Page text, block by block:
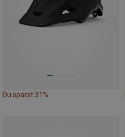
Du sparst 31%